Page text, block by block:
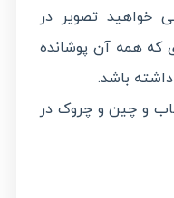
خواهید تصویر در
که همه آن پوشانده
باشد.
و چین و چروک در